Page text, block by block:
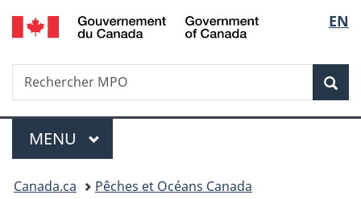
Passer
au
Passer
à
du
Passer
à
simplifiée
de
la
EN
Recherche
Rechercher
MPO
Menu
MENU PRINCIPAL
Vous
Canada.ca Pêches et Océans Canada